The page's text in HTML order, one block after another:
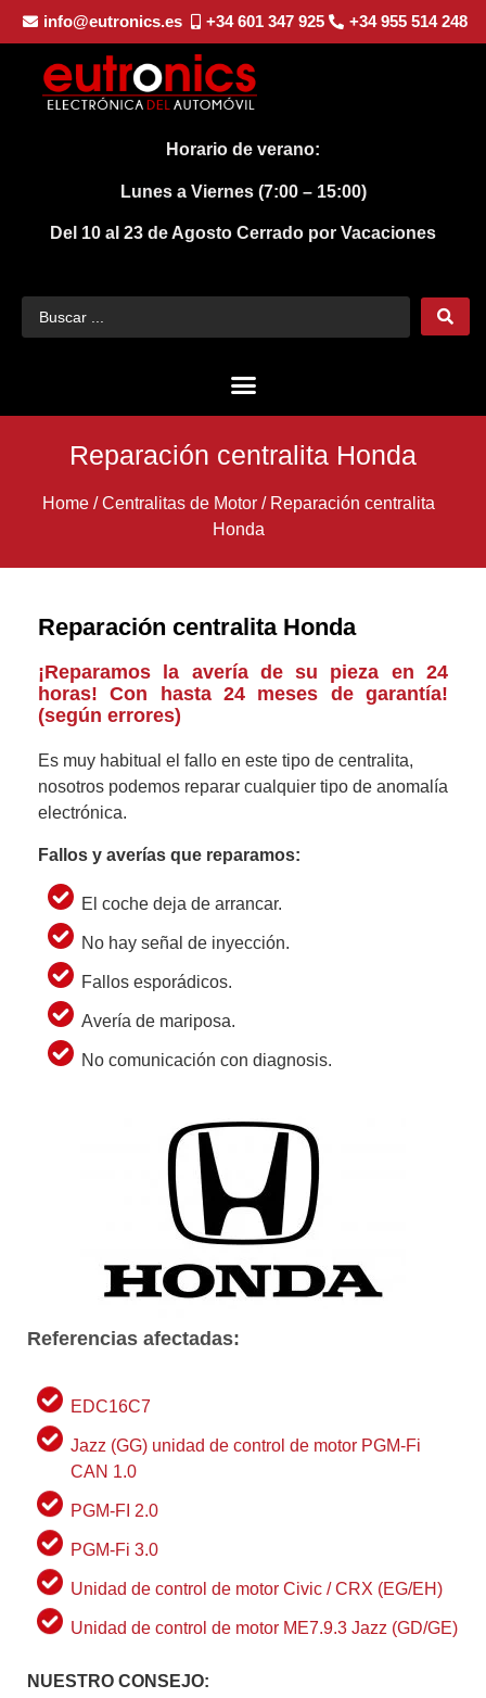
info@eutronics.es +34 601 347 925 +34 955 514 248
Horario de verano:
Lunes a Viernes (7:00 – 15:00)
Del 10 al 23 de Agosto Cerrado por Vacaciones
Reparación centralita Honda
Home/Centralitas de Motor/ Reparación centralita
Honda
Reparación centralita Honda
¡Reparamos la avería de su pieza en 24
horas! Con hasta 24 meses de garantía!
(según errores)
Es muy habitual el fallo en este tipo de centralita,
nosotros podemos reparar cualquier tipo de anomalía
electrónica.
Fallos y averías que reparamos:
El coche deja de arrancar.
No hay señal de inyección.
Fallos esporádicos.
Avería de mariposa.
No comunicación con diagnosis.
Referencias afectadas:
EDC16C7
Jazz (GG) unidad de control de motor PGM-Fi
CAN 1.0
PGM-FI 2.0
PGM-Fi 3.0
Unidad de control de motor Civic / CRX (EG/EH)
Unidad de control de motor ME7.9.3 Jazz (GD/GE)
NUESTRO CONSEJO: